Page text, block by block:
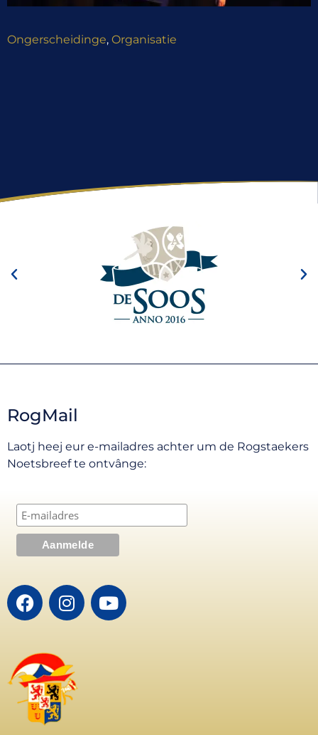
Ongerscheidinge, Organisatie
RogMail
Laotj heej eur e-mailadres achter um de Rogstaekers
Noetsbreef te ontvânge: